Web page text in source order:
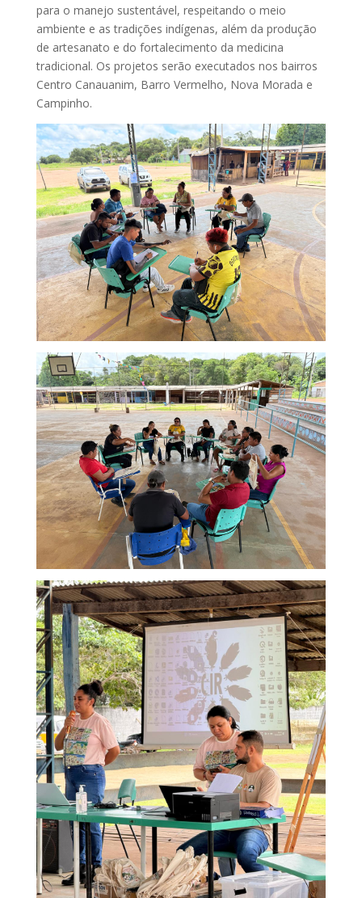
para o manejo sustentável, respeitando o meio
ambiente e as tradições indígenas, além da produção
de artesanato e do fortalecimento da medicina
tradicional. Os projetos serão executados nos bairros
Centro Canauanim, Barro Vermelho, Nova Morada e
Campinho.